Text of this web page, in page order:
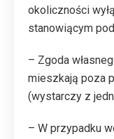
okoliczności
stanowiącym
– Zgoda
mieszkają poza
(wystarczy z
– W przypadku